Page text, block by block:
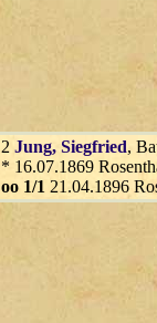
2 Jung, Siegfried,
* 16.07.1869
oo 1/1 21.04.1896